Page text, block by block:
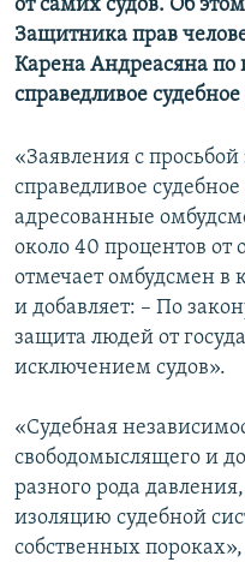
от самих судов. Об
Защитника прав
Карена Андреасяна по
справедливое судебное
«Заявления с
справедливое судебное
адресованные
около 40 процентов от
отмечает омбудсмен в
и добавляет: – По
защита людей от
исключением судов».
«Судебная
свободомыслящего и
разного рода
изоляцию судебной
собственных